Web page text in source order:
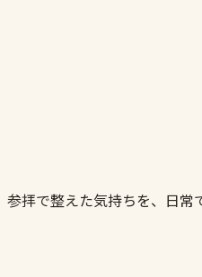
拝で整えた気持ちを、日常